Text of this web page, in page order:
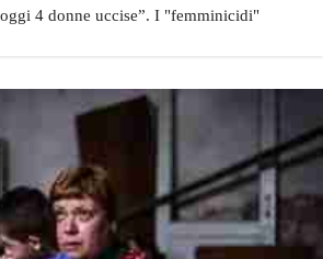
4 donne uccise”. I "femminicidi"